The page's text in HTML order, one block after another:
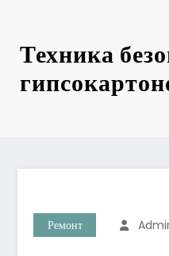
Техника
Ремонт